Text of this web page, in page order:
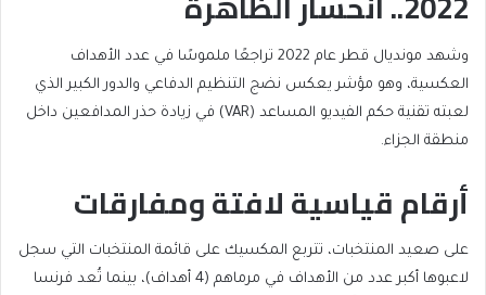
وشهد مونديال قطر عام 2022 تراجعًا ملموسًا في عدد الأهداف
العكسية، وهو مؤشر يعكس نضج التنظيم الدفاعي والدور الكبير الذي
لعبته تقنية حكم الفيديو المساعد (VAR) في زيادة حذر المدافعين داخل
منطقة الجزاء.
أرقام قياسية لافتة ومفارقات
على صعيد المنتخبات، تتربع المكسيك على قائمة المنتخبات التي سجل
لاعبوها أكبر عدد من الأهداف في مرماهم (4 أهداف)، بينما تُعد فرنسا